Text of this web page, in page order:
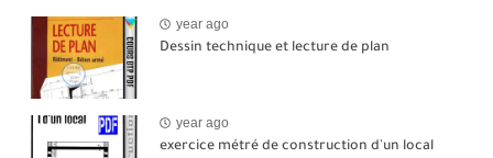
year ago
Dessin technique et lecture de plan
year ago
exercice métré de construction d'un local